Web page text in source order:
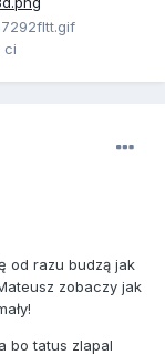
ci
od razu budzą jak
zobaczy jak
bo tatus zlapal